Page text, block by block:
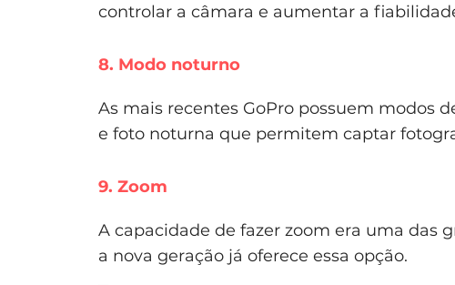
controlar a câmara e aumentar a
8. Modo noturno
As mais recentes GoPro possuem modos
e foto noturna que permitem captar
9. Zoom
A capacidade de fazer zoom era uma das
a nova geração já oferece essa opção.